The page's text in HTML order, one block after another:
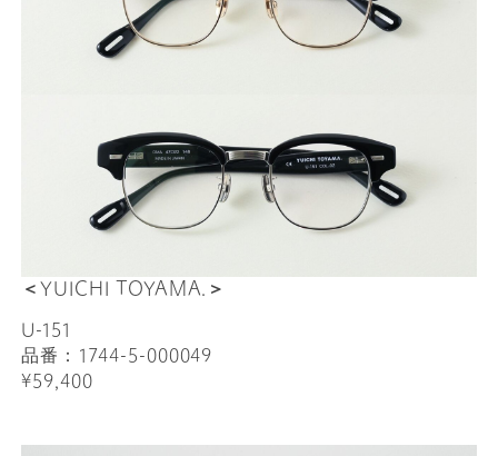
＜YUICHI TOYAMA.＞
U-151
品番：1744-5-000049
¥59,400